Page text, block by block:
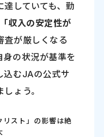
していても、勤
「収入の安定性が
査が厳しくなる
身の状況が基準を
込むJAの公式サ
ょう。
スト」の影響は絶